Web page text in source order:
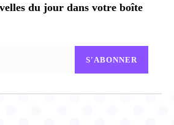
du jour dans votre boîte
S'ABONNER